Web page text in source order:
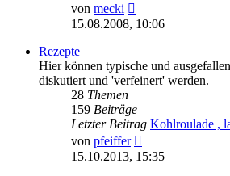
von mecki
Beitrag
15.08.2008, 10:06
Rezepte
Hier können typische und
diskutiert und 'verfeinert' werden.
28 Themen
159 Beiträge
Letzter Beitrag Kohlroulade ,
von pfeiffer
Beitrag
15.10.2013, 15:35